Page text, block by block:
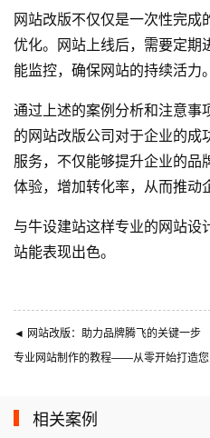
网站改版不仅仅是一次性完
优化。网站上线后，需要定期
能监控，确保网站的持续活力。
通过上述的案例分析和注意事
的网站改版公司对于企业的成
服务，不仅能够提升企业的品
体验，增加转化率，从而推动
与牛设建站这样专业的网站设
站能表现出色。
◄ 网站改版：助力品牌腾飞的关键一步
专业网站制作的教程——从零开始打造
相关案例